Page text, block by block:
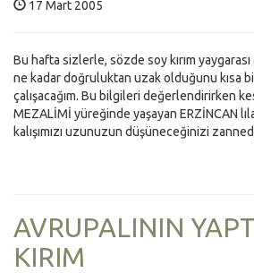
17 Mart 2005
Bu hafta sizlerle, sözde soy kırım
ne kadar doğruluktan uzak olduğunu kısa
çalışacağım. Bu bilgileri değerlendirirken
MEZALİMİ yüreğinde yaşayan ERZİNCAN
kalışımızı uzunuzun düşüneceğinizi
AVRUPALININ
KIRIM